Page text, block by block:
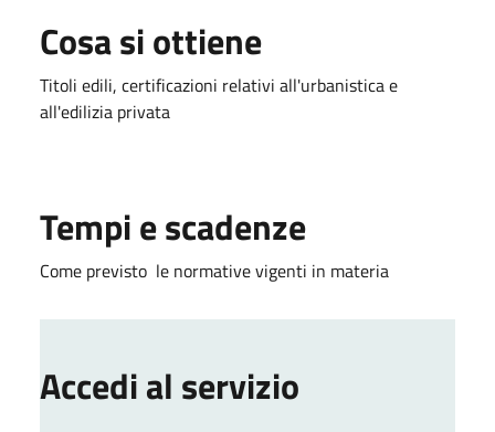
Cosa si ottiene
Titoli edili, certificazioni relativi all'urbanistica e
all'edilizia privata
Tempi e scadenze
Come previsto le normative vigenti in materia
Accedi al servizio